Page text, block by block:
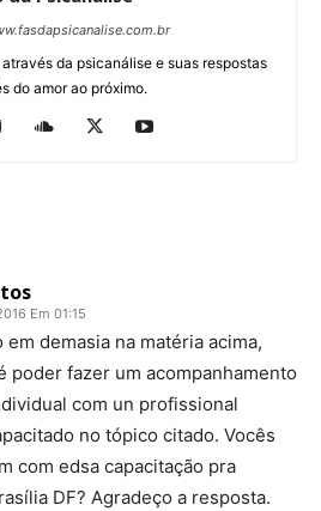
da psicanálise e suas respostas
do amor ao próximo.
Em 01:15
demasia na matéria acima,
poder fazer um acompanhamento
com un profissional
no tópico citado. Vocês
com edsa capacitação pra
DF? Agradeço a resposta.